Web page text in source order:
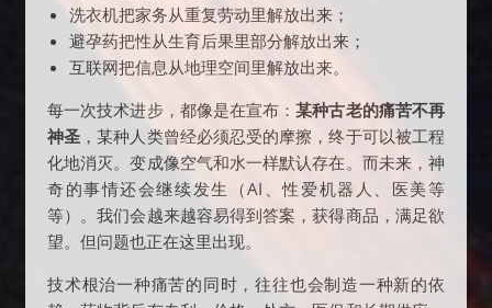
洗衣机把家务从重复劳动里解放出来；
避孕药把性从生育后果里部分解放出来；
互联网把信息从地理空间里解放出来。
每一次技术进步，都像是在宣布：某种古老的痛苦不再
神圣 ，某种人类曾经必须忍受的摩擦，终于可以被工程
化地消灭。变成像空气和水一样默认存在。而未来，神
奇的事情还会继续发生（AI、性爱机器人、医美等
等）。我们会越来越容易得到答案，获得商品，满足欲
望。但问题也正在这里出现。
技术根治一种痛苦的同时，往往也会制造一种新的依